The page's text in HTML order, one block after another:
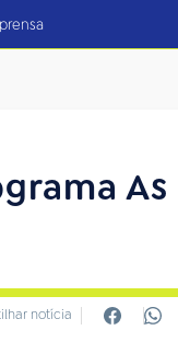
As
notícia